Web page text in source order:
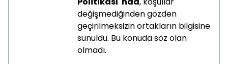
değişmediğinden gözden
geçirilmeksizin ortakların bilgisine
sunuldu. Bu konuda söz olan
olmadı.